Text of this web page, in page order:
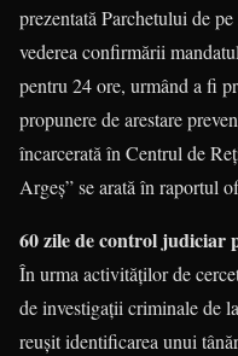
prezentată Parchetului de
vederea confirmării
pentru 24 ore, urmând a fi
propunere de arestare
încarcerată în Centrul de
Argeș” se arată în raportul
60 zile de control judiciar
În urma activităților de
de investigații criminale de
reușit identificarea unui